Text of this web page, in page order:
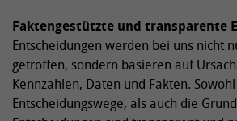
Faktengestützte und transparente
Entscheidungen werden bei uns nicht
getroffen, sondern basieren auf
Kennzahlen, Daten und Fakten.
Entscheidungswege, als auch die